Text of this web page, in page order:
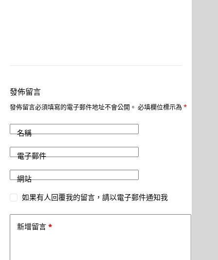
發佈留言
發佈留言必須填寫的電子郵件地址不會公開。 必填欄位標示為 *
名稱
電子郵件
網站
如果有人回覆我的留言，請以電子郵件通知我
新增留言 *